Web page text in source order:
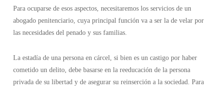
Para ocuparse de esos aspectos, necesitaremos los servicios de un
abogado penitenciario, cuya principal función va a ser la de velar por
las necesidades del penado y sus familias.
La estadía de una persona en cárcel, si bien es un castigo por haber
cometido un delito, debe basarse en la reeducación de la persona
privada de su libertad y de asegurar su reinserción a la sociedad. Para